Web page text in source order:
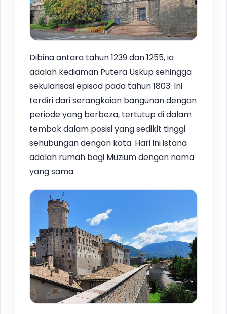
Dibina antara tahun 1239 dan 1255, ia
adalah kediaman Putera Uskup sehingga
sekularisasi episod pada tahun 1803. Ini
terdiri dari serangkaian bangunan dengan
periode yang berbeza, tertutup di dalam
tembok dalam posisi yang sedikit tinggi
sehubungan dengan kota. Hari ini istana
adalah rumah bagi Muzium dengan nama
yang sama.